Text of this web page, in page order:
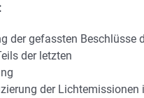
der gefassten Beschlüsse
der letzten
der Lichtemissionen